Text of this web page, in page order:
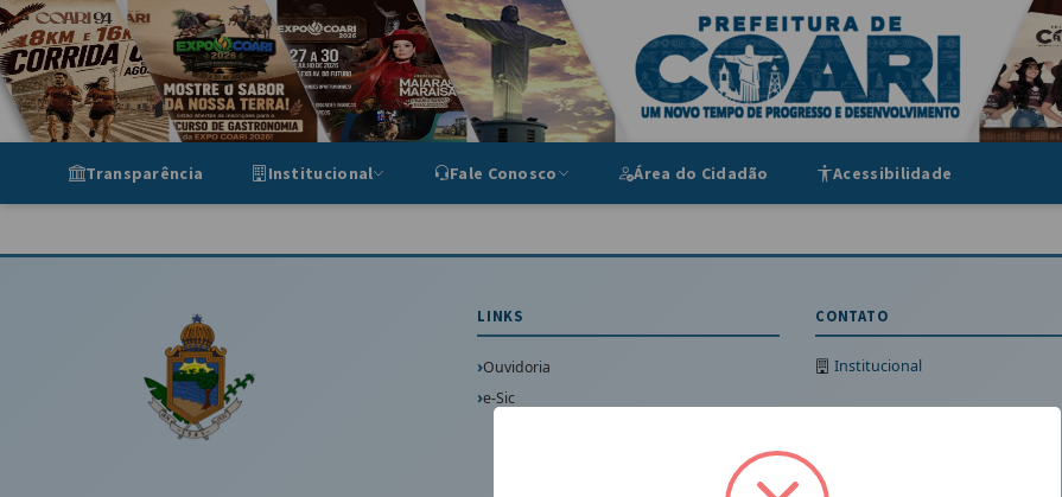
Portal de Transparência Municipal
Transparência Institucional Fale Conosco Área do Cidadão Acessibilidade
LINKS
Ouvidoria
e-Sic
CONTATO
Institucional